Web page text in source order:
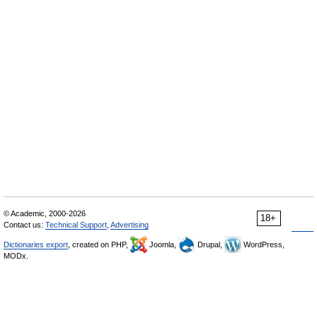
18+
© Academic, 2000-2026
Contact us: Technical Support Advertising
Dictionaries export , created on PHP, Joomla, Drupal,
WordPress,
MODx.